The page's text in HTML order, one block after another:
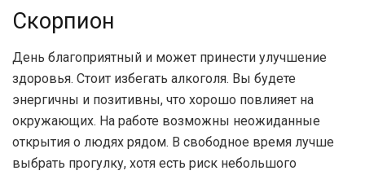
Скорпион
День благоприятный и может принести улучшение
здоровья. Стоит избегать алкоголя. Вы будете
энергичны и позитивны, что хорошо повлияет на
окружающих. На работе возможны неожиданные
открытия о людях рядом. В свободное время лучше
выбрать прогулку, хотя есть риск небольшого